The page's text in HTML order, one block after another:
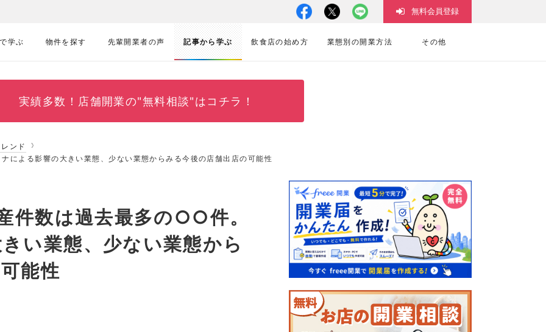
学ぶ 物件を探す 先輩開業者の声 記事から学ぶ 飲食店の始め方 業態別の開業方法 その他
無料会員登録
実績多数！ 店舗開業の"無料相談"はコチラ！
ンド
よる影響の大きい業態、少ない業態からみる今後の店舗出店の可能性
件数は過去最多の○○件。
い業態、少ない業態から
能性